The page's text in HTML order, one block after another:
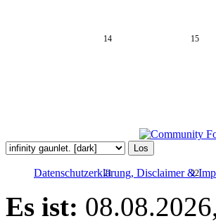
14 15
21 22
Datenschutzerklärung, Disclaimer &
Es ist: